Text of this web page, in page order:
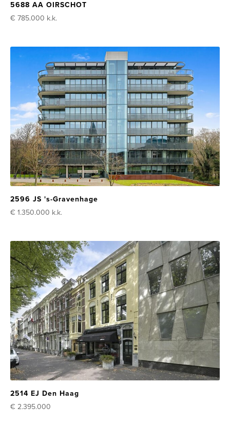
5688 AA OIRSCHOT
€ 785.000 k.k.
2596 JS 's-Gravenhage
€ 1.350.000 k.k.
2514 EJ Den Haag
€ 2.395.000